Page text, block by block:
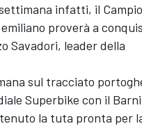
infatti, il
proverà a
Savadori, leader della
sul tracciato
Superbike con il Barni
tenuto la tuta pronta per